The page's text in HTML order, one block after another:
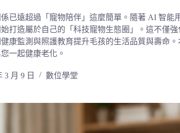
已遠超過「寵物陪伴」這麼簡單。隨著 AI 智能
打造屬於自己的「科技寵物生態圈」。這不僅
康監測與照護教育提升毛孩的生活品質與壽命
一起健康老化。
3 月 9 日 數位學堂